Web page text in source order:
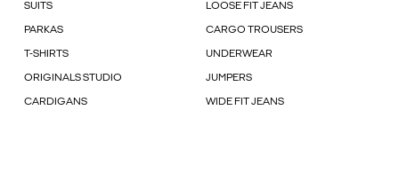
SUITS LOOSE FIT JEANS
PARKAS CARGO TROUSERS
T-SHIRTS UNDERWEAR
ORIGINALS STUDIO JUMPERS
CARDIGANS WIDE FIT JEANS